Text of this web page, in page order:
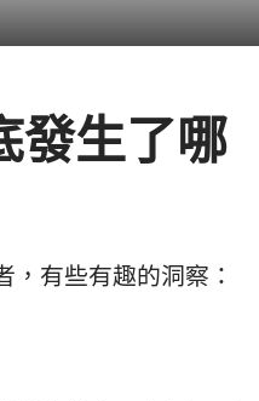
生了哪
有些有趣的洞察：